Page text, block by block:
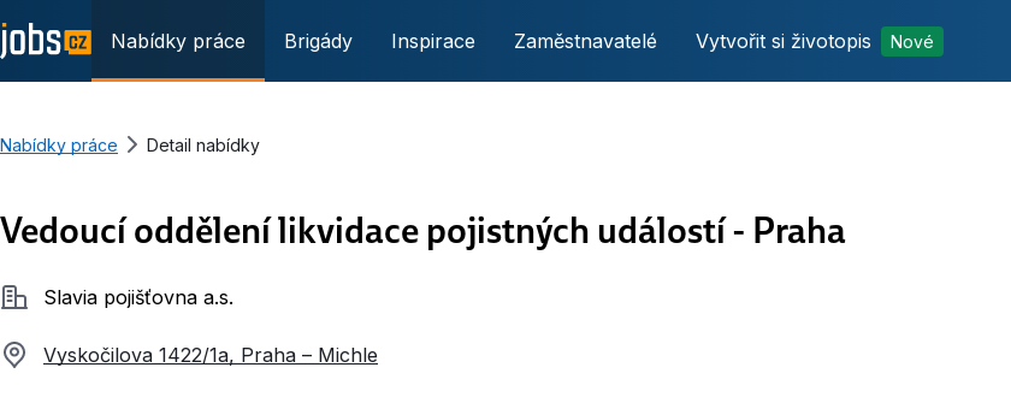
Nabídky práce Brigády Inspirace Zaměstnavatelé Vytvořit si životopis Nové
Nabídky práce Detail nabídky
Vedoucí oddělení likvidace pojistných událostí - Praha
SpolečnostSlavia pojišťovna a.s.
Vyskočilova 1422/1a, Praha – Michle